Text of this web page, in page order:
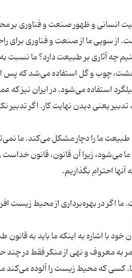
انسانی و ظهور صنعت و فناوری
از سویی ما از صنعت و فناوری برای
چه آثاری بر طبیعت دارد؟ ما
چوب و گل استفاده می‌شد که پس
تدبیر یعنی دیدن نهایت کار. اگر
ما را دچار مشکل می‌کند. ما
زیرا آن قانون، قانون خداست و
اگر در بهره‌برداری از محیط زیست
با اشاره به اینکه ما باید به
به معروف و نهی از منکر فقط در
که محیط زیست را آلوده می‌کند